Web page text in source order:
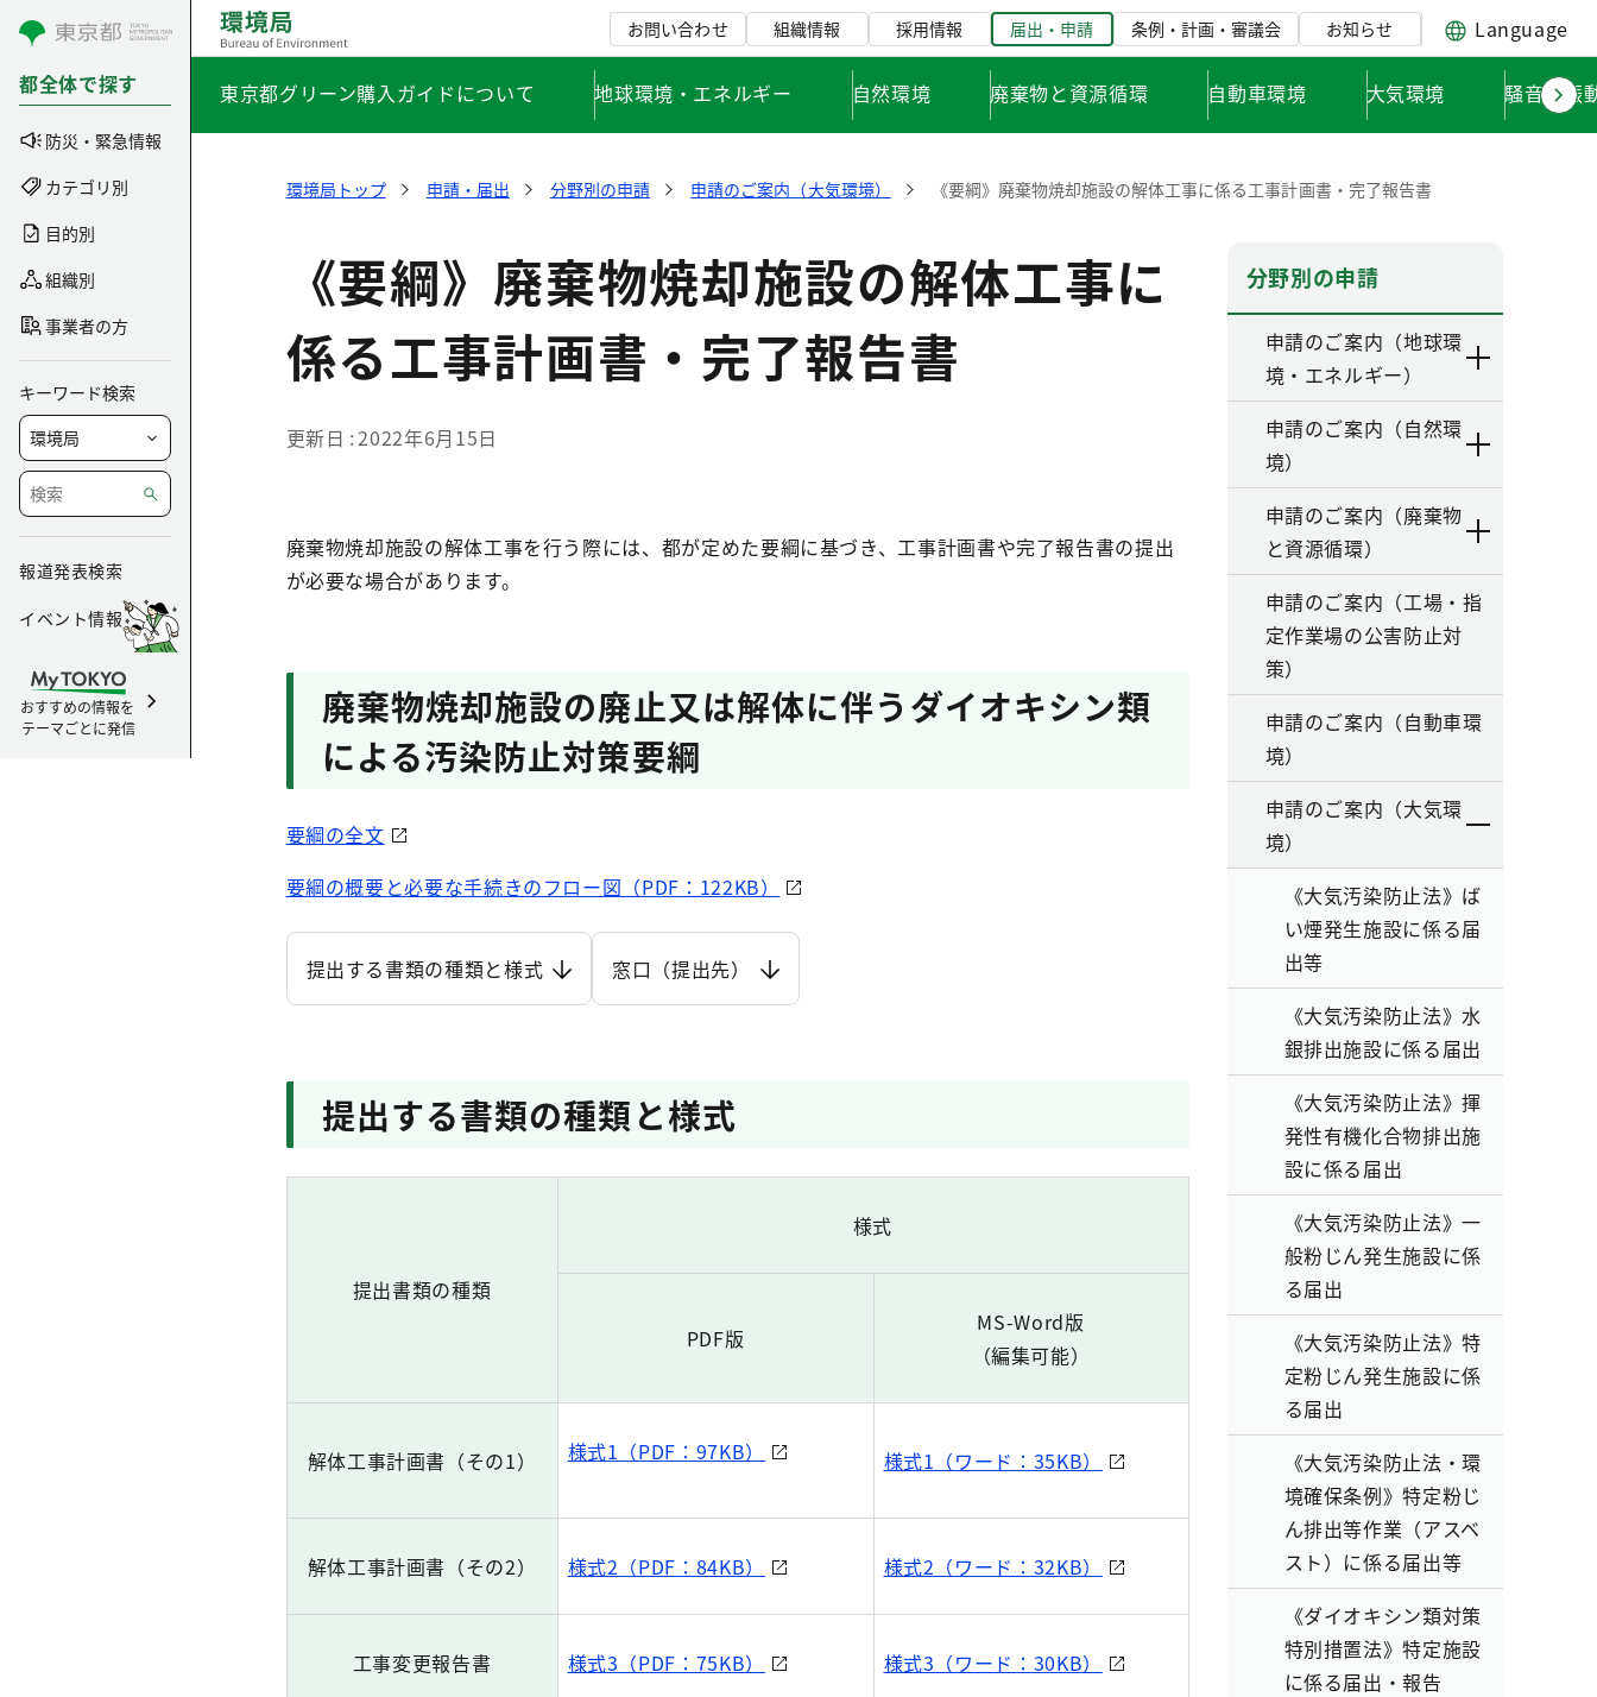
コンテンツにスキップ
都全体で探す
防災・緊急情報
カテゴリ別
目的別
組織別
事業者の方
キーワード検索
報道発表検索
イベント情報
おすすめの情報を
テーマごとに発信
お問い合わせ 組織情報 採用情報 届出・申請 条例・計画・審議会 お知らせ Language
東京都グリーン購入ガイドについて 地球環境・エネルギー 自然環境 廃棄物と資源循環 自動車環境 大気環境 騒音・振
環境局トップ 申請・届出 分野別の申請 申請のご案内（大気環境） 《要綱》廃棄物焼却施設の解体工事に係る工事計画書・完了報告書
《要綱》廃棄物焼却施設の解体工事に
係る工事計画書・完了報告書
更新日 2022年6月15日
廃棄物焼却施設の解体工事を行う際には、都が定めた要綱に基づき、工事計画書や完了報告書の提出
が必要な場合があります。
廃棄物焼却施設の廃止又は解体に伴うダイオキシン類
による汚染防止対策要綱
要綱の全文
要綱の概要と必要な手続きのフロー図（PDF：122KB）
提出する書類の種類と様式 窓口（提出先）
提出する書類の種類と様式
提出書類の種類
様式
PDF版
MS-Word版
（編集可能）
解体工事計画書（その1） 様式1（PDF：97KB） 様式1（ワード：35KB）
解体工事計画書（その2） 様式2（PDF：84KB） 様式2（ワード：32KB）
工事変更報告書 様式3（PDF：75KB） 様式3（ワード：30KB）
分野別の申請
申請のご案内（地球環
境・エネルギー）
申請のご案内（自然環
境）
申請のご案内（廃棄物
と資源循環）
申請のご案内（工場・指
定作業場の公害防止対
策）
申請のご案内（自動車環
境）
申請のご案内（大気環
境）
《大気汚染防止法》ば
い煙発生施設に係る届
出等
《大気汚染防止法》水
銀排出施設に係る届出
《大気汚染防止法》揮
発性有機化合物排出施
設に係る届出
《大気汚染防止法》一
般粉じん発生施設に係
る届出
《大気汚染防止法》特
定粉じん発生施設に係
る届出
《大気汚染防止法・環
境確保条例》特定粉じ
ん排出等作業（アスベ
スト）に係る届出等
《ダイオキシン類対策
特別措置法》特定施設
に係る届出・報告